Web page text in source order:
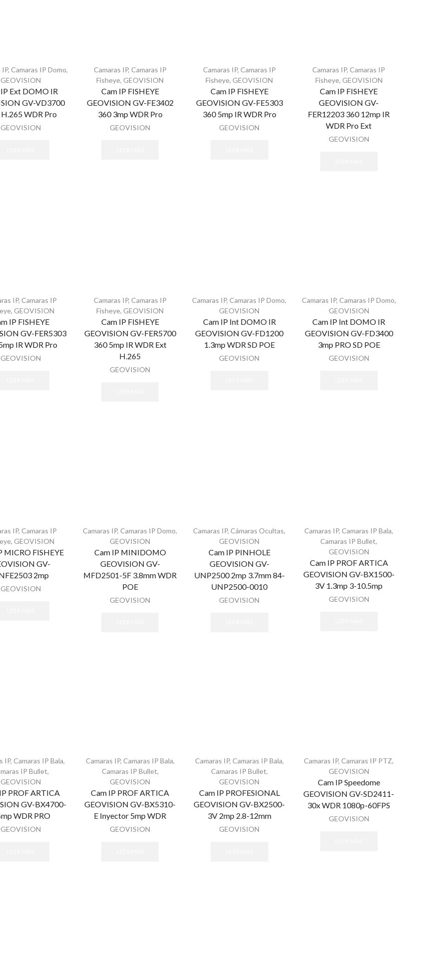
IP, Camaras IP Domo,
GEOVISION
Ext DOMO IR
GV-VD3700
WDR Pro
GEOVISION
Camaras IP, Camaras IP
Fisheye, GEOVISION
Cam IP FISHEYE
GEOVISION GV-FE3402
360 3mp WDR Pro
GEOVISION
Camaras IP, Camaras IP
Fisheye, GEOVISION
Cam IP FISHEYE
GEOVISION GV-FE5303
360 5mp IR WDR Pro
GEOVISION
Camaras IP,Camaras IP
Fisheye, GEOVISION
Cam IP FISHEYE
GEOVISION GV-
FER12203 360 12mp IR
WDR Pro Ext
GEOVISION
IP,Camaras IP
, GEOVISION
IP FISHEYE
GV-FER5303
IR WDR Pro
GEOVISION
Camaras IP, Camaras IP
Fisheye, GEOVISION
Cam IP FISHEYE
GEOVISION GV-FER5700
360 5mp IR WDR Ext
H.265
GEOVISION
Camaras IP,Camaras IP Domo,
GEOVISION
Cam IP Int DOMO IR
GEOVISION GV-FD1200
1.3mp WDR SD POE
GEOVISION
Camaras IP, Camaras IP Domo,
GEOVISION
Cam IP Int DOMO IR
GEOVISION GV-FD3400
3mp PRO SD POE
GEOVISION
IP,Camaras IP
, GEOVISION
MICRO FISHEYE
GV-
2mp
GEOVISION
Camaras IP,Camaras IP Domo,
GEOVISION
Cam IP MINIDOMO
GEOVISION GV-
MFD2501-5F 3.8mm WDR
POE
GEOVISION
Camaras IP,Cámaras Ocultas,
GEOVISION
Cam IP PINHOLE
GEOVISION GV-
UNP2500 2mp 3.7mm 84-
UNP2500-0010
GEOVISION
Camaras IP,Camaras IP Bala,
Camaras IP Bullet,
GEOVISION
Cam IP PROF ARTICA
GEOVISION GV-BX1500-
3V 1.3mp 3-10.5mp
GEOVISION
IP,Camaras IP Bala,
IP Bullet,
GEOVISION
PROF ARTICA
GV-BX4700-
WDR PRO
GEOVISION
Camaras IP, Camaras IP Bala,
Camaras IP Bullet,
GEOVISION
Cam IP PROF ARTICA
GEOVISION GV-BX5310-
E Inyector 5mp WDR
GEOVISION
Camaras IP, Camaras IP Bala,
Camaras IP Bullet,
GEOVISION
Cam IP PROFESIONAL
GEOVISION GV-BX2500-
3V 2mp 2.8-12mm
GEOVISION
Camaras IP,Camaras IP PTZ,
GEOVISION
Cam IP Speedome
GEOVISION GV-SD2411-
30x WDR 1080p-60FPS
GEOVISION